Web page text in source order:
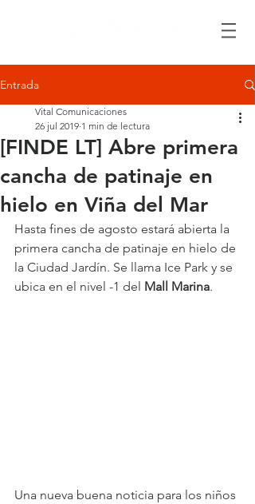
Entrada
[FINDE LT] Abre primera
cancha de patinaje en
hielo en Viña del Mar
Vital Comunicaciones
26 jul 2019 1 min de lectura
Hasta fines de agosto estará abierta la
primera cancha de patinaje en hielo de
la Ciudad Jardín. Se llama Ice Park y se
ubica en el nivel -1 del Mall Marina.
Una nueva buena noticia para los niños